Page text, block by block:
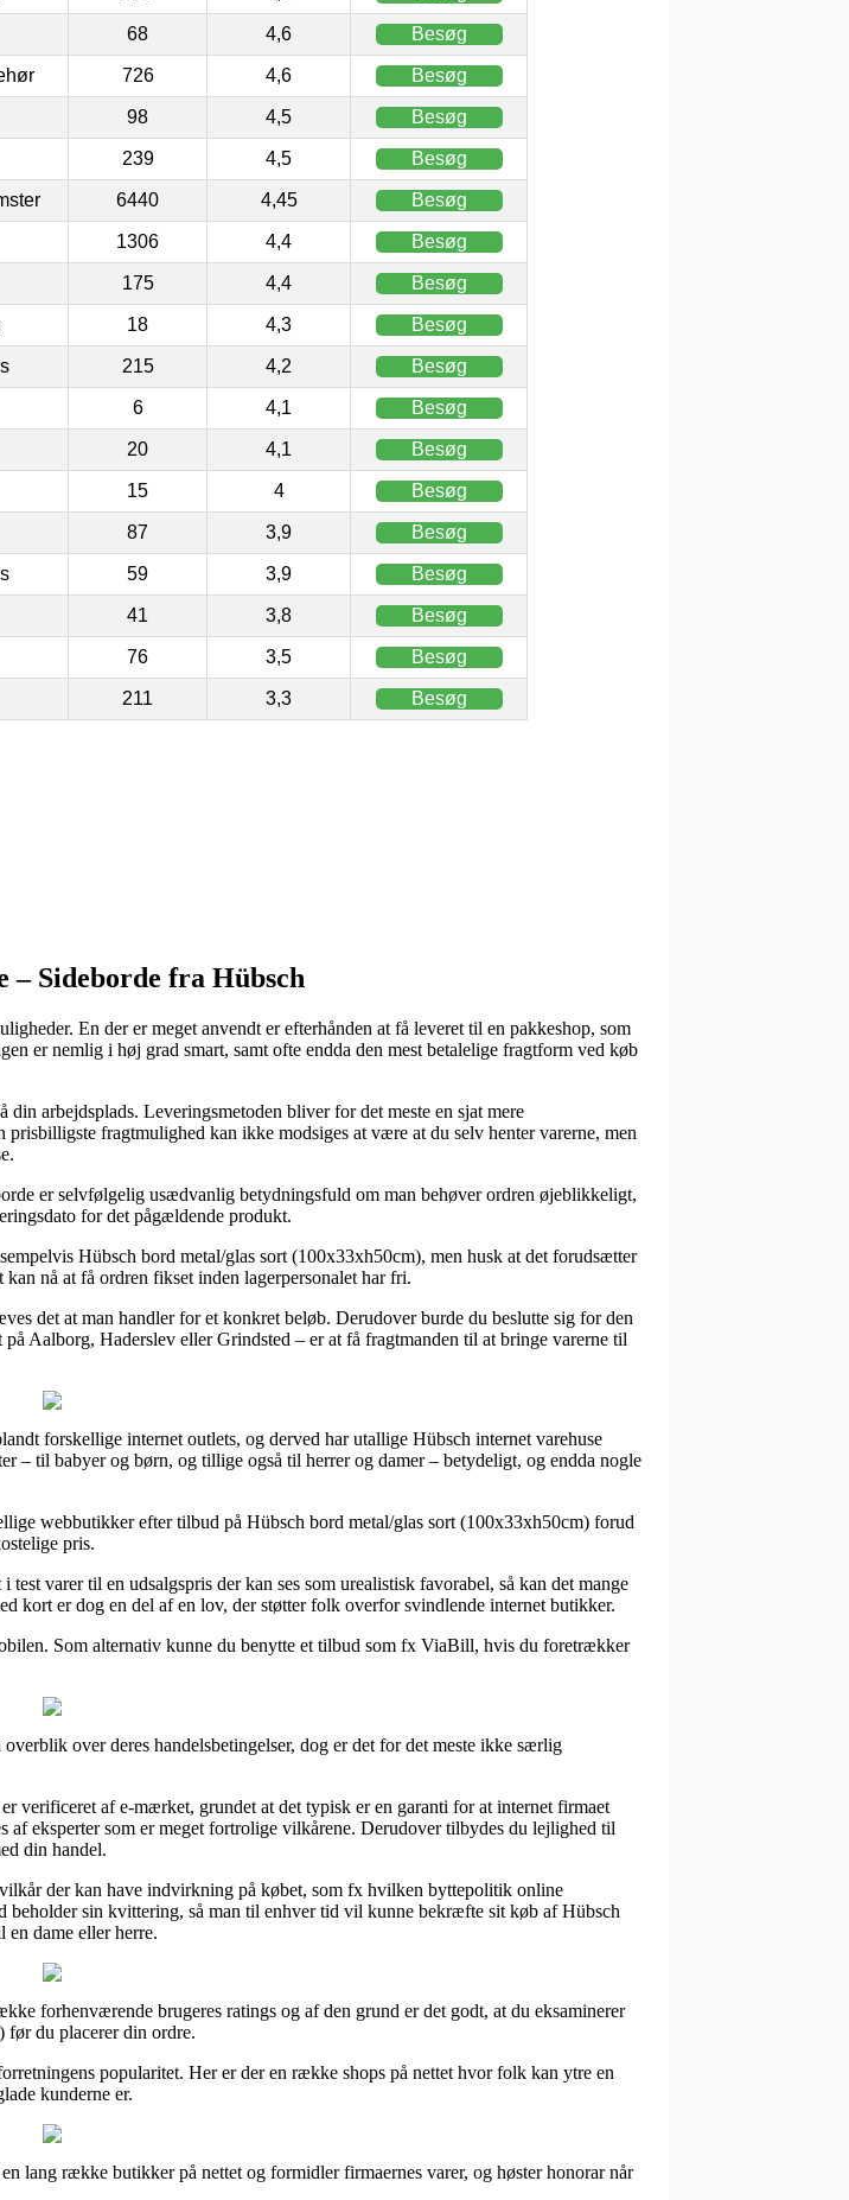
68 4,6 Besøg
726 4,6 Besøg
98 4,5 Besøg
239 4,5 Besøg
6440 4,45 Besøg
1306 4,4 Besøg
175 4,4 Besøg
18 4,3 Besøg
215 4,2 Besøg
6 4,1 Besøg
20 4,1 Besøg
15 4 Besøg
87 3,9 Besøg
59 3,9 Besøg
41 3,8 Besøg
76 3,5 Besøg
211 3,3 Besøg
– Sideborde fra Hübsch
En der er meget anvendt er efterhånden at få leveret til en pakkeshop, som
er nemlig i høj grad smart, samt ofte endda den mest betalelige fragtform ved køb
arbejdsplads. Leveringsmetoden bliver for det meste en sjat mere
fragtmulighed kan ikke modsiges at være at du selv henter varerne, men
er selvfølgelig usædvanlig betydningsfuld om man behøver ordren øjeblikkeligt,
for det pågældende produkt.
Hübsch bord metal/glas sort (100x33xh50cm), men husk at det forudsætter
nå at få ordren fikset inden lagerpersonalet har fri.
det at man handler for et konkret beløb. Derudover burde du beslutte sig for den
Aalborg, Haderslev eller Grindsted – er at få fragtmanden til at bringe varerne til
forskellige internet outlets, og derved har utallige Hübsch internet varehuse
– til babyer og børn, og tillige også til herrer og damer – betydeligt, og endda nogle
webbutikker efter tilbud på Hübsch bord metal/glas sort (100x33xh50cm) forud
pris.
varer til en udsalgspris der kan ses som urealistisk favorabel, så kan det mange
kort er dog en del af en lov, der støtter folk overfor svindlende internet butikker.
Som alternativ kunne du benytte et tilbud som fx ViaBill, hvis du foretrækker
over deres handelsbetingelser, dog er det for det meste ikke særlig
verificeret af e-mærket, grundet at det typisk er en garanti for at internet firmaet
af eksperter som er meget fortrolige vilkårene. Derudover tilbydes du lejlighed til
din handel.
der kan have indvirkning på købet, som fx hvilken byttepolitik online
beholder sin kvittering, så man til enhver tid vil kunne bekræfte sit køb af Hübsch
en dame eller herre.
forhenværende brugeres ratings og af den grund er det godt, at du eksaminerer
før du placerer din ordre.
popularitet. Her er der en række shops på nettet hvor folk kan ytre en
kunderne er.
lang række butikker på nettet og formidler firmaernes varer, og høster honorar når